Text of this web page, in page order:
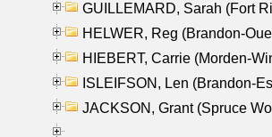
GUILLEMARD, Sarah (Fort
HELWER, Reg (Brandon-
HIEBERT, Carrie (Morden-
ISLEIFSON, Len (Brandon-
JACKSON, Grant (Spruce